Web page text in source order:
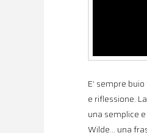
E’ sempre
e riflessione.
una semplice
Wilde… una